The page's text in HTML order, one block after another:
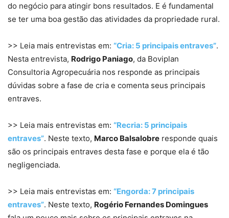
do negócio para atingir bons resultados. E é fundamental
se ter uma boa gestão das atividades da propriedade rural.
>> Leia mais entrevistas em: “Cria: 5 principais entraves”.
Nesta entrevista, Rodrigo Paniago, da Boviplan
Consultoria Agropecuária nos responde as principais
dúvidas sobre a fase de cria e comenta seus principais
entraves.
>> Leia mais entrevistas em: “Recria: 5 principais
entraves”. Neste texto, Marco Balsalobre responde quais
são os principais entraves desta fase e porque ela é tão
negligenciada.
>> Leia mais entrevistas em: “Engorda: 7 principais
entraves”. Neste texto, Rogério Fernandes Domingues